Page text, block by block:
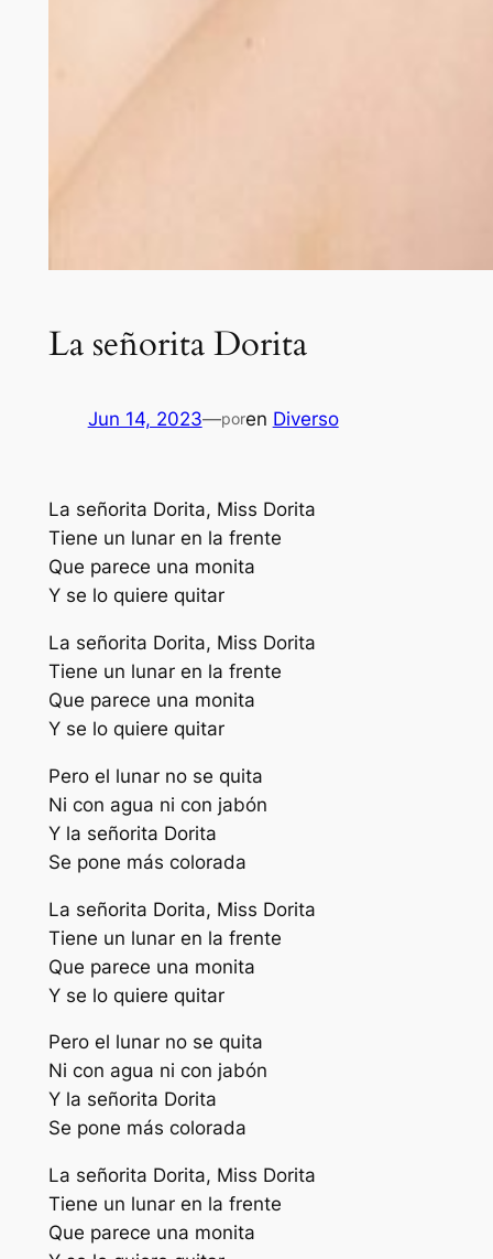
La señorita Dorita
Jun 14, 2023—poren Diverso
La señorita Dorita, Miss Dorita
Tiene un lunar en la frente
Que parece una monita
Y se lo quiere quitar
La señorita Dorita, Miss Dorita
Tiene un lunar en la frente
Que parece una monita
Y se lo quiere quitar
Pero el lunar no se quita
Ni con agua ni con jabón
Y la señorita Dorita
Se pone más colorada
La señorita Dorita, Miss Dorita
Tiene un lunar en la frente
Que parece una monita
Y se lo quiere quitar
Pero el lunar no se quita
Ni con agua ni con jabón
Y la señorita Dorita
Se pone más colorada
La señorita Dorita, Miss Dorita
Tiene un lunar en la frente
Que parece una monita